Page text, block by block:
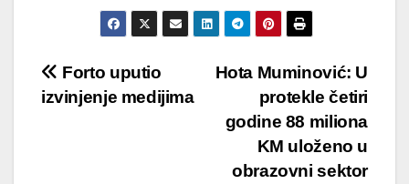
Hota Muminović: U
protekle četiri
godine 88 miliona
KM uloženo u
obrazovni sektor
Forto uputio
izvinjenje medijima